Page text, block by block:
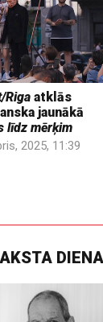
Riga atklās
jaunākā
līdz mērķim
2025, 11:39